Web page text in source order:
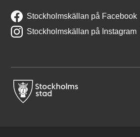
Stockholmskällan på Facebook
Stockholmskällan på Instagram